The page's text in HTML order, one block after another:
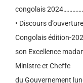
congolais
• Discours
Congolais édition-
son Excellence
Ministre et Cheffe
du Gouvernement